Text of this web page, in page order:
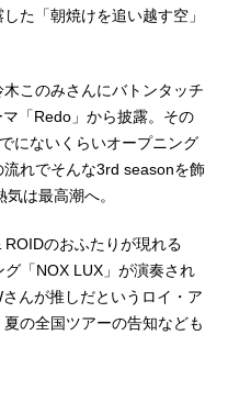
た「朝焼けを追い越す空」
このみさんにバトンタッチ
「Redo」から披露。その
にないくらいオープニング
れでそんな3rd seasonを飾
は最高潮へ。
のおふたりが現れる
「NOX LUX」が演奏され
んが推しだというロイ・ア
の全国ツアーの告知なども